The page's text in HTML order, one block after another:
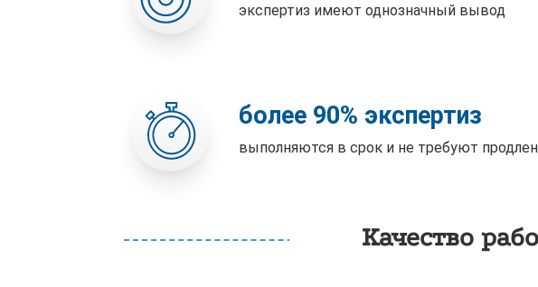
экспертиз имеют однозначный вывод
более 90% экспертиз
выполняются в срок и не требуют
Качество